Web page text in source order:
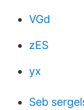
VGd
zES
yx
Seb